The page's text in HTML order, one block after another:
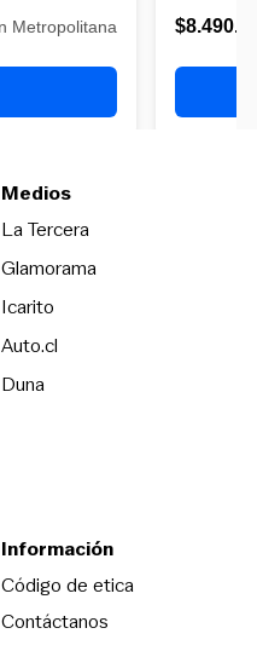
Medios
La TerceraOpens in new
Glamorama
Icarito
Auto.cl
DunaOpens in new window
Información
Código de eticaOpens in new
Contáctanos